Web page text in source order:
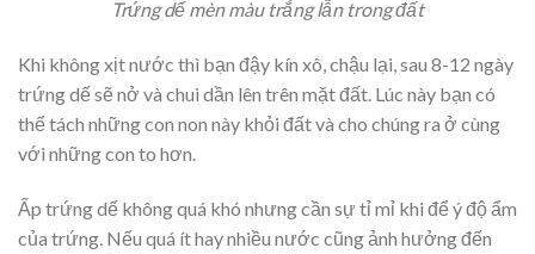
Trứng dế mèn màu trắng lẫn trong đất
Khi không xịt nước thì bạn đậy kín xô, chậu lại, sau 8-12 ngày
trứng dế sẽ nở và chui dần lên trên mặt đất. Lúc này bạn có
thể tách những con non này khỏi đất và cho chúng ra ở cùng
với những con to hơn.
Ấp trứng dế không quá khó nhưng cần sự tỉ mỉ khi để ý độ ẩm
của trứng. Nếu quá ít hay nhiều nước cũng ảnh hưởng đến